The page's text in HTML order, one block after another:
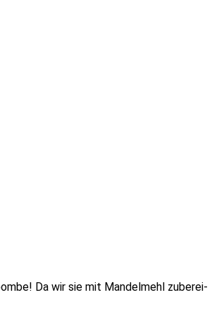
Da wir sie mit Mandelmehl zu­be­rei­